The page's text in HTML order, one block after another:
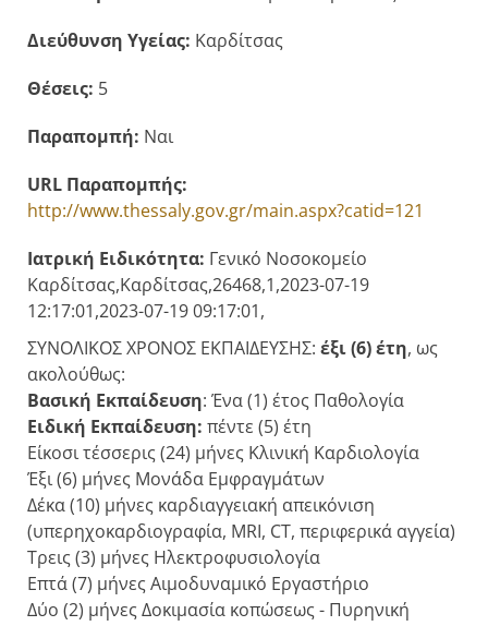
Διεύθυνση Υγείας: Καρδίτσας
Θέσεις: 5
Παραπομπή: Ναι
URL Παραπομπής:
http://www.thessaly.gov.gr/main.aspx?catid=121
Ιατρική Ειδικότητα: Γενικό Νοσοκομείο
Καρδίτσας,Καρδίτσας,26468,1,2023-07-19
12:17:01,2023-07-19 09:17:01,
ΣΥΝΟΛΙΚΟΣ ΧΡΟΝΟΣ ΕΚΠΑΙΔΕΥΣΗΣ: έξι (6) έτη, ως
ακολούθως:
Βασική Εκπαίδευση: Ένα (1) έτος Παθολογία
Ειδική Εκπαίδευση: πέντε (5) έτη
Είκοσι τέσσερις (24) μήνες Κλινική Καρδιολογία
Έξι (6) μήνες Μονάδα Εμφραγμάτων
Δέκα (10) μήνες καρδιαγγειακή απεικόνιση
(υπερηχοκαρδιογραφία, MRI, CT, περιφερικά αγγεία)
Τρεις (3) μήνες Ηλεκτροφυσιολογία
Επτά (7) μήνες Αιμοδυναμικό Εργαστήριο
Δύο (2) μήνες Δοκιμασία κοπώσεως - Πυρηνική